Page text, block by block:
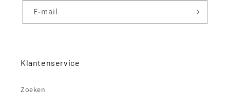
E‑mail
Klantenservice
Zoeken